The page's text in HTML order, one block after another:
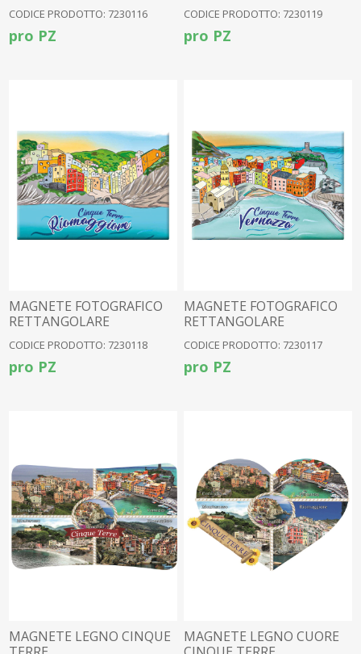
CODICE PRODOTTO: 7230116
pro PZ
CODICE PRODOTTO: 7230119
pro PZ
MAGNETE FOTOGRAFICO
RETTANGOLARE
CODICE PRODOTTO: 7230118
pro PZ
MAGNETE FOTOGRAFICO
RETTANGOLARE
CODICE PRODOTTO: 7230117
pro PZ
MAGNETE LEGNO CINQUE
MAGNETE LEGNO CUORE